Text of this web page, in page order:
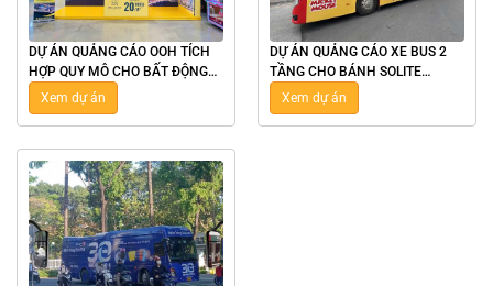
DỰ ÁN QUẢNG CÁO OOH TÍCH
HỢP QUY MÔ CHO BẤT ĐỘNG
SẢN HPX GOLDEN LÀO CAI
Xem dự án
DỰ ÁN QUẢNG CÁO XE BUS 2
TẦNG CHO BÁNH SOLITE
MICKEY TẠI HÀ NỘI
Xem dự án